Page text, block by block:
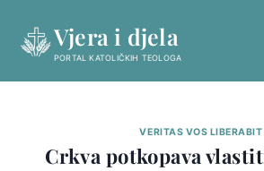
content
Vjera i djela
PORTAL KATOLIČKIH TEOLOGA
VERITAS VOS LIBERABIT
Crkva potkopava